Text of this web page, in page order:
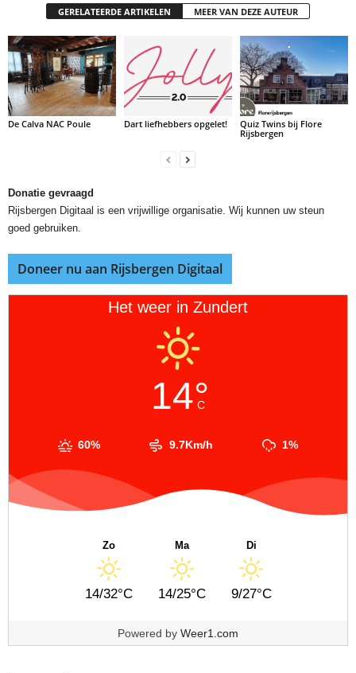
GERELATEERDE ARTIKELEN MEER VAN DEZE AUTEUR
De Calva NAC Poule Dart liefhebbers opgelet!
Quiz Twins bij Flore
Rijsbergen
Donatie gevraagd
Rijsbergen Digitaal is een vrijwillige organisatie. Wij kunnen uw steun
goed gebruiken.
Doneer nu aan Rijsbergen Digitaal
Het weer in Zundert
14°
C
60% 9.7Km/h 1%
Zo
14/32°C
Ma
14/25°C
Di
9/27°C
Powered by Weer1.com